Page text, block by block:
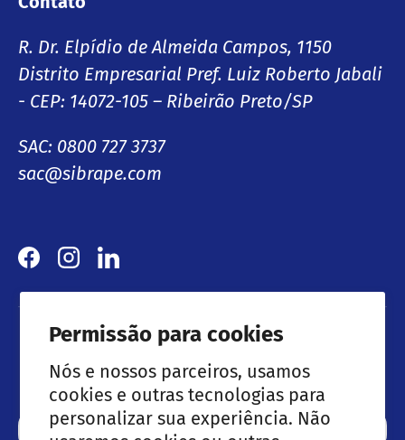
Permissão para cookies
Nós e nossos parceiros, usamos
cookies e outras tecnologias para
personalizar sua experiência. Não
R. Dr. Elpídio de Almeida Campos, 1150
Distrito Empresarial Pref. Luiz Roberto Jabali
- CEP: 14072-105 – Ribeirão Preto/SP
SAC: 0800 727 3737
sac@sibrape.com
Facebook
InstagramLinkedIn
Lançamentos & Ofertas especiais
Email